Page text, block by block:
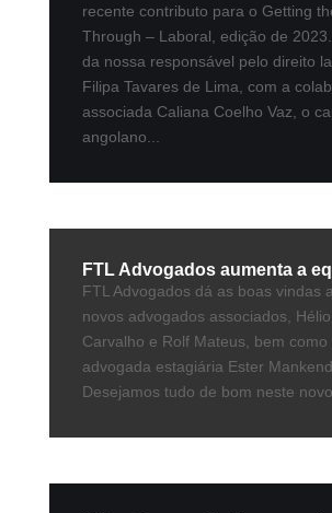
recente contributo para o Getting
Through – Laboral, edição de
da nossa responsável pelo direito
Filipa Tavares de Lima, com a
associada Caliana Coelho Vaz, o
angolano...
FTL Advogados aumenta a
FTL Advogados dá as boas vindas
novos advogados associados,
Carvalho e Rolf Mateus, bem como
advogada estagiária Ester
Desejamos tudo de bom neste